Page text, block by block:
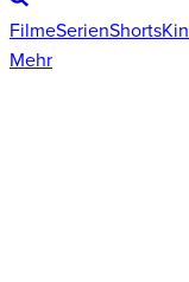
FilmeSerienShorts
Mehr